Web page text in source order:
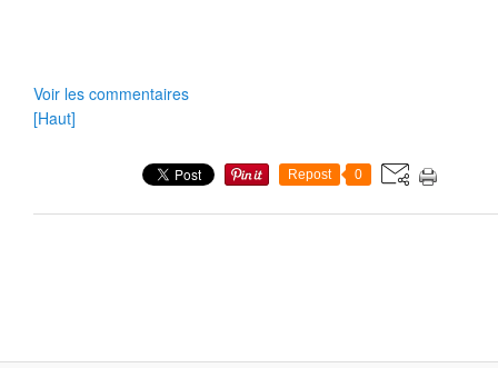
Voir les commentaires
[Haut]
Repost 0